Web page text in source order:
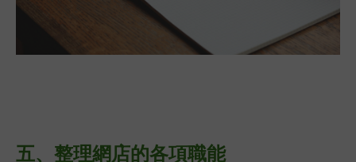
五、整理網店的各項職能